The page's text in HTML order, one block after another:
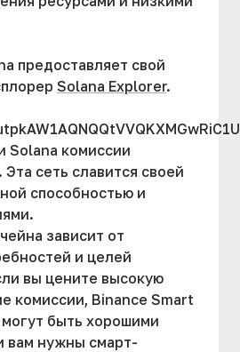
предоставляет свой
Solana Explorer.
Solana комиссии
Эта сеть славится своей
способностью и
зависит от
и целей
вы цените высокую
комиссии, Binance Smart
быть хорошими
вам нужны смарт-